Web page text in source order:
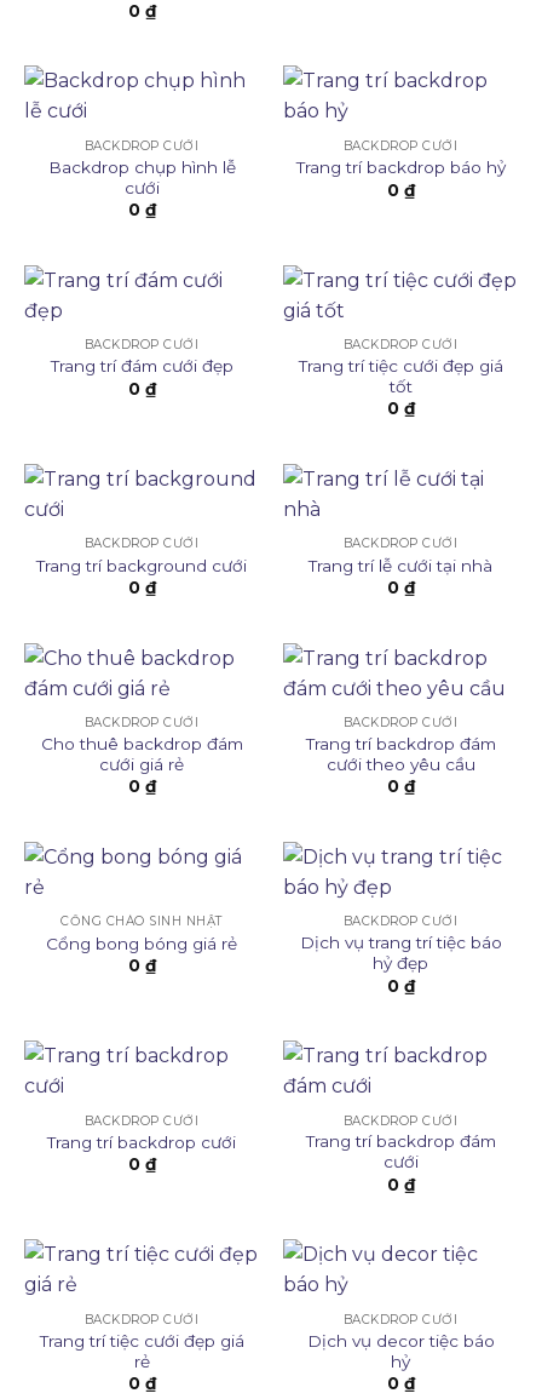
0 ₫
BACKDROP CƯỚI
Backdrop chụp hình lễ
cưới
0 ₫
BACKDROP CƯỚI
Trang trí backdrop báo hỷ
0 ₫
BACKDROP CƯỚI
Trang trí đám cưới đẹp
0 ₫
BACKDROP CƯỚI
Trang trí tiệc cưới đẹp giá
tốt
0 ₫
BACKDROP CƯỚI
Trang trí background cưới
0 ₫
BACKDROP CƯỚI
Trang trí lễ cưới tại nhà
0 ₫
BACKDROP CƯỚI
Cho thuê backdrop đám
cưới giá rẻ
0 ₫
BACKDROP CƯỚI
Trang trí backdrop đám
cưới theo yêu cầu
0 ₫
CỔNG CHÀO SINH NHẬT
Cổng bong bóng giá rẻ
0 ₫
BACKDROP CƯỚI
Dịch vụ trang trí tiệc báo
hỷ đẹp
0 ₫
BACKDROP CƯỚI
Trang trí backdrop cưới
0 ₫
BACKDROP CƯỚI
Trang trí backdrop đám
cưới
0 ₫
BACKDROP CƯỚI
Trang trí tiệc cưới đẹp giá
rẻ
0 ₫
BACKDROP CƯỚI
Dịch vụ decor tiệc báo
hỷ
0 ₫